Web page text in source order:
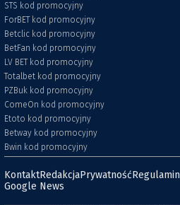
STS kod promocyjny
ForBET kod promocyjny
Betclic kod promocyjny
BetFan kod promocyjny
LV BET kod promocyjny
Totalbet kod promocyjny
PZBuk kod promocyjny
ComeOn kod promocyjny
Etoto kod promocyjny
Betway kod promocyjny
Bwin kod promocyjny
KontaktRedakcjaPrywatnośćRegulamin
Google News